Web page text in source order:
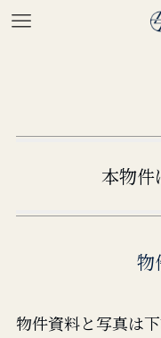
本物件
物
物件資料と写真は